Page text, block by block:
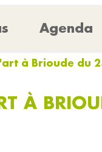
Agenda
à Brioude du
À